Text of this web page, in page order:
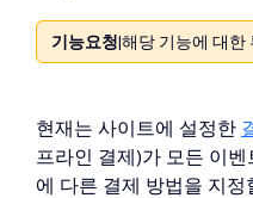
기능요청|해당 기능에 대한
현재는 사이트에 설정한
프라인 결제)가 모든 이
에 다른 결제 방법을 지정